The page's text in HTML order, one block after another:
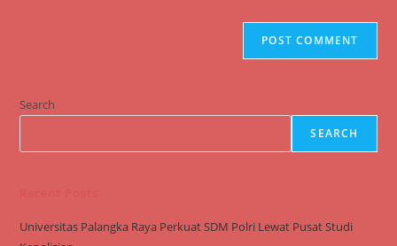
Search
SEARCH
Universitas Palangka Raya Perkuat SDM Polri Lewat Pusat Studi